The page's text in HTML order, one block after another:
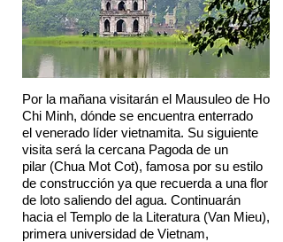
Por la mañana visitarán el Mausuleo de Ho
Chi Minh, dónde se encuentra enterrado
el venerado líder vietnamita. Su siguiente
visita será la cercana Pagoda de un
pilar (Chua Mot Cot), famosa por su estilo
de construcción ya que recuerda a una flor
de loto saliendo del agua. Continuarán
hacia el Templo de la Literatura (Van Mieu),
primera universidad de Vietnam,